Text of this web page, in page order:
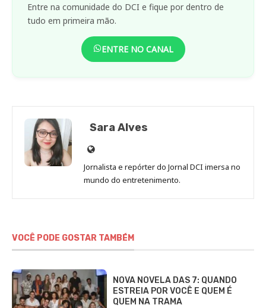
Entre na comunidade do DCI e fique por dentro de
tudo em primeira mão.
ENTRE NO CANAL
Sara Alves
Site
de
Sara
Jornalista e repórter do Jornal DCI imersa no
mundo do entretenimento.
VOCÊ PODE GOSTAR TAMBÉM
NOVA NOVELA DAS 7: QUANDO
ESTREIA POR VOCÊ E QUEM É
QUEM NA TRAMA